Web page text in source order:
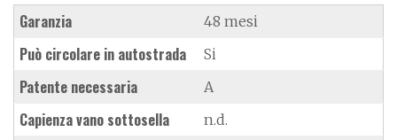
Garanzia 48 mesi
Può circolare in autostrada Si
Patente necessaria A
Capienza vano sottosella n.d.